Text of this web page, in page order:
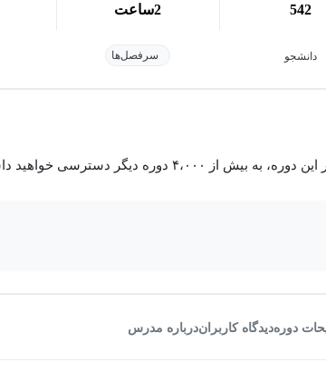
542
دانشجو
2ساعت
سرفصل‌ها
دوره دیگر دسترسی خواهید داشت.
دورهدیدگاه کاربراندرباره مدرس